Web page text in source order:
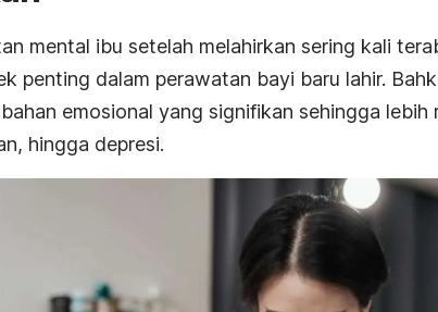
mental ibu setelah melahirkan sering kali
penting dalam perawatan bayi baru lahir.
emosional yang signifikan sehingga lebih
hingga depresi.